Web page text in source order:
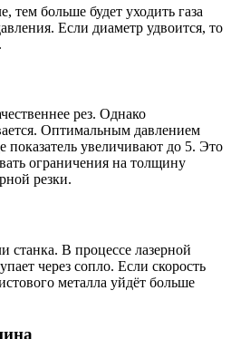
тем больше будет уходить газа
Если диаметр удвоится, то
рез. Однако
Оптимальным давлением
показатель увеличивают до 5. Это
ограничения на толщину
резки.
станка. В процессе лазерной
через сопло. Если скорость
металла уйдёт больше